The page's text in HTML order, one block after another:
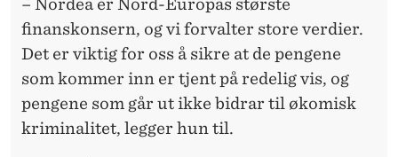
– Nordea er Nord-Europas største
finanskonsern, og vi forvalter store verdier.
Det er viktig for oss å sikre at de pengene
som kommer inn er tjent på redelig vis, og
pengene som går ut ikke bidrar til økomisk
kriminalitet, legger hun til.